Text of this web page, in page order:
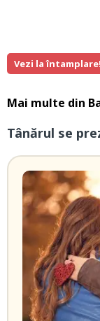
Vezi la întamplare!
Mai multe din
Tânărul se